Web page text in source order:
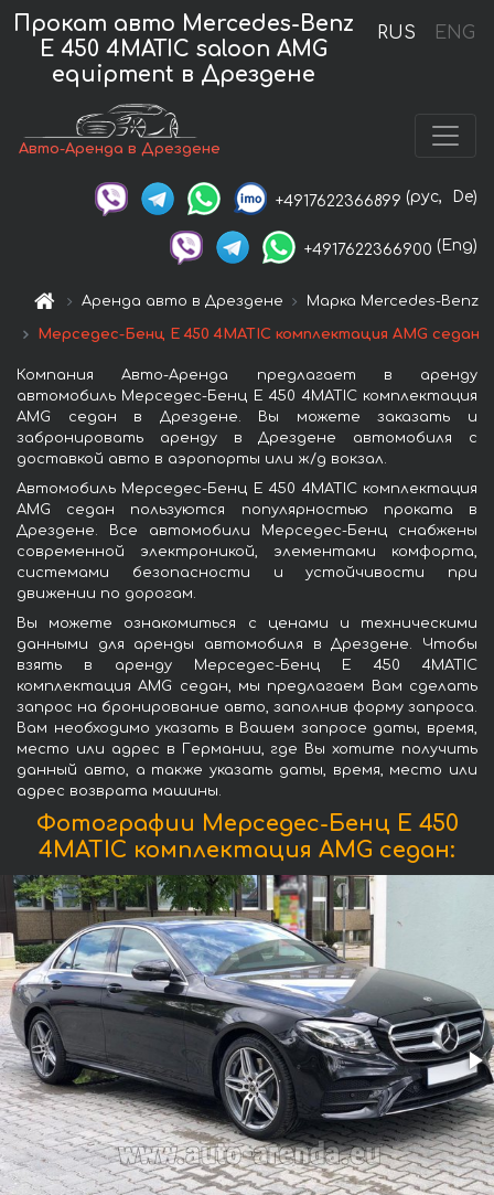
RUS ENG
Прокат авто Mercedes-Benz
E 450 4MATIC saloon AMG
equipment в Дрездене
Авто-Аренда в Дрездене
+4917622366899 (рус, De)
+4917622366900 (Eng)
Аренда авто в Дрездене Марка Mercedes-Benz
Мерседес-Бенц E 450 4MATIC комплектация AMG седан
Компания Авто-Аренда предлагает в аренду
автомобиль Мерседес-Бенц E 450 4MATIC комплектация
AMG седан в Дрездене. Вы можете заказать и
забронировать аренду в Дрездене автомобиля с
доставкой авто в аэропорты или ж/д вокзал.
Автомобиль Мерседес-Бенц E 450 4MATIC комплектация
AMG седан пользуются популярностью проката в
Дрездене. Все автомобили Мерседес-Бенц снабжены
современной электроникой, элементами комфорта,
системами безопасности и устойчивости при
движении по дорогам.
Вы можете ознакомиться с ценами и техническими
данными для аренды автомобиля в Дрездене. Чтобы
взять в аренду Мерседес-Бенц E 450 4MATIC
комплектация AMG седан, мы предлагаем Вам сделать
запрос на бронирование авто, заполнив форму запроса.
Вам необходимо указать в Вашем запросе даты, время,
место или адрес в Германии, где Вы хотите получить
данный авто, а также указать даты, время, место или
адрес возврата машины.
Фотографии Мерседес-Бенц E 450
4MATIC комплектация AMG седан: